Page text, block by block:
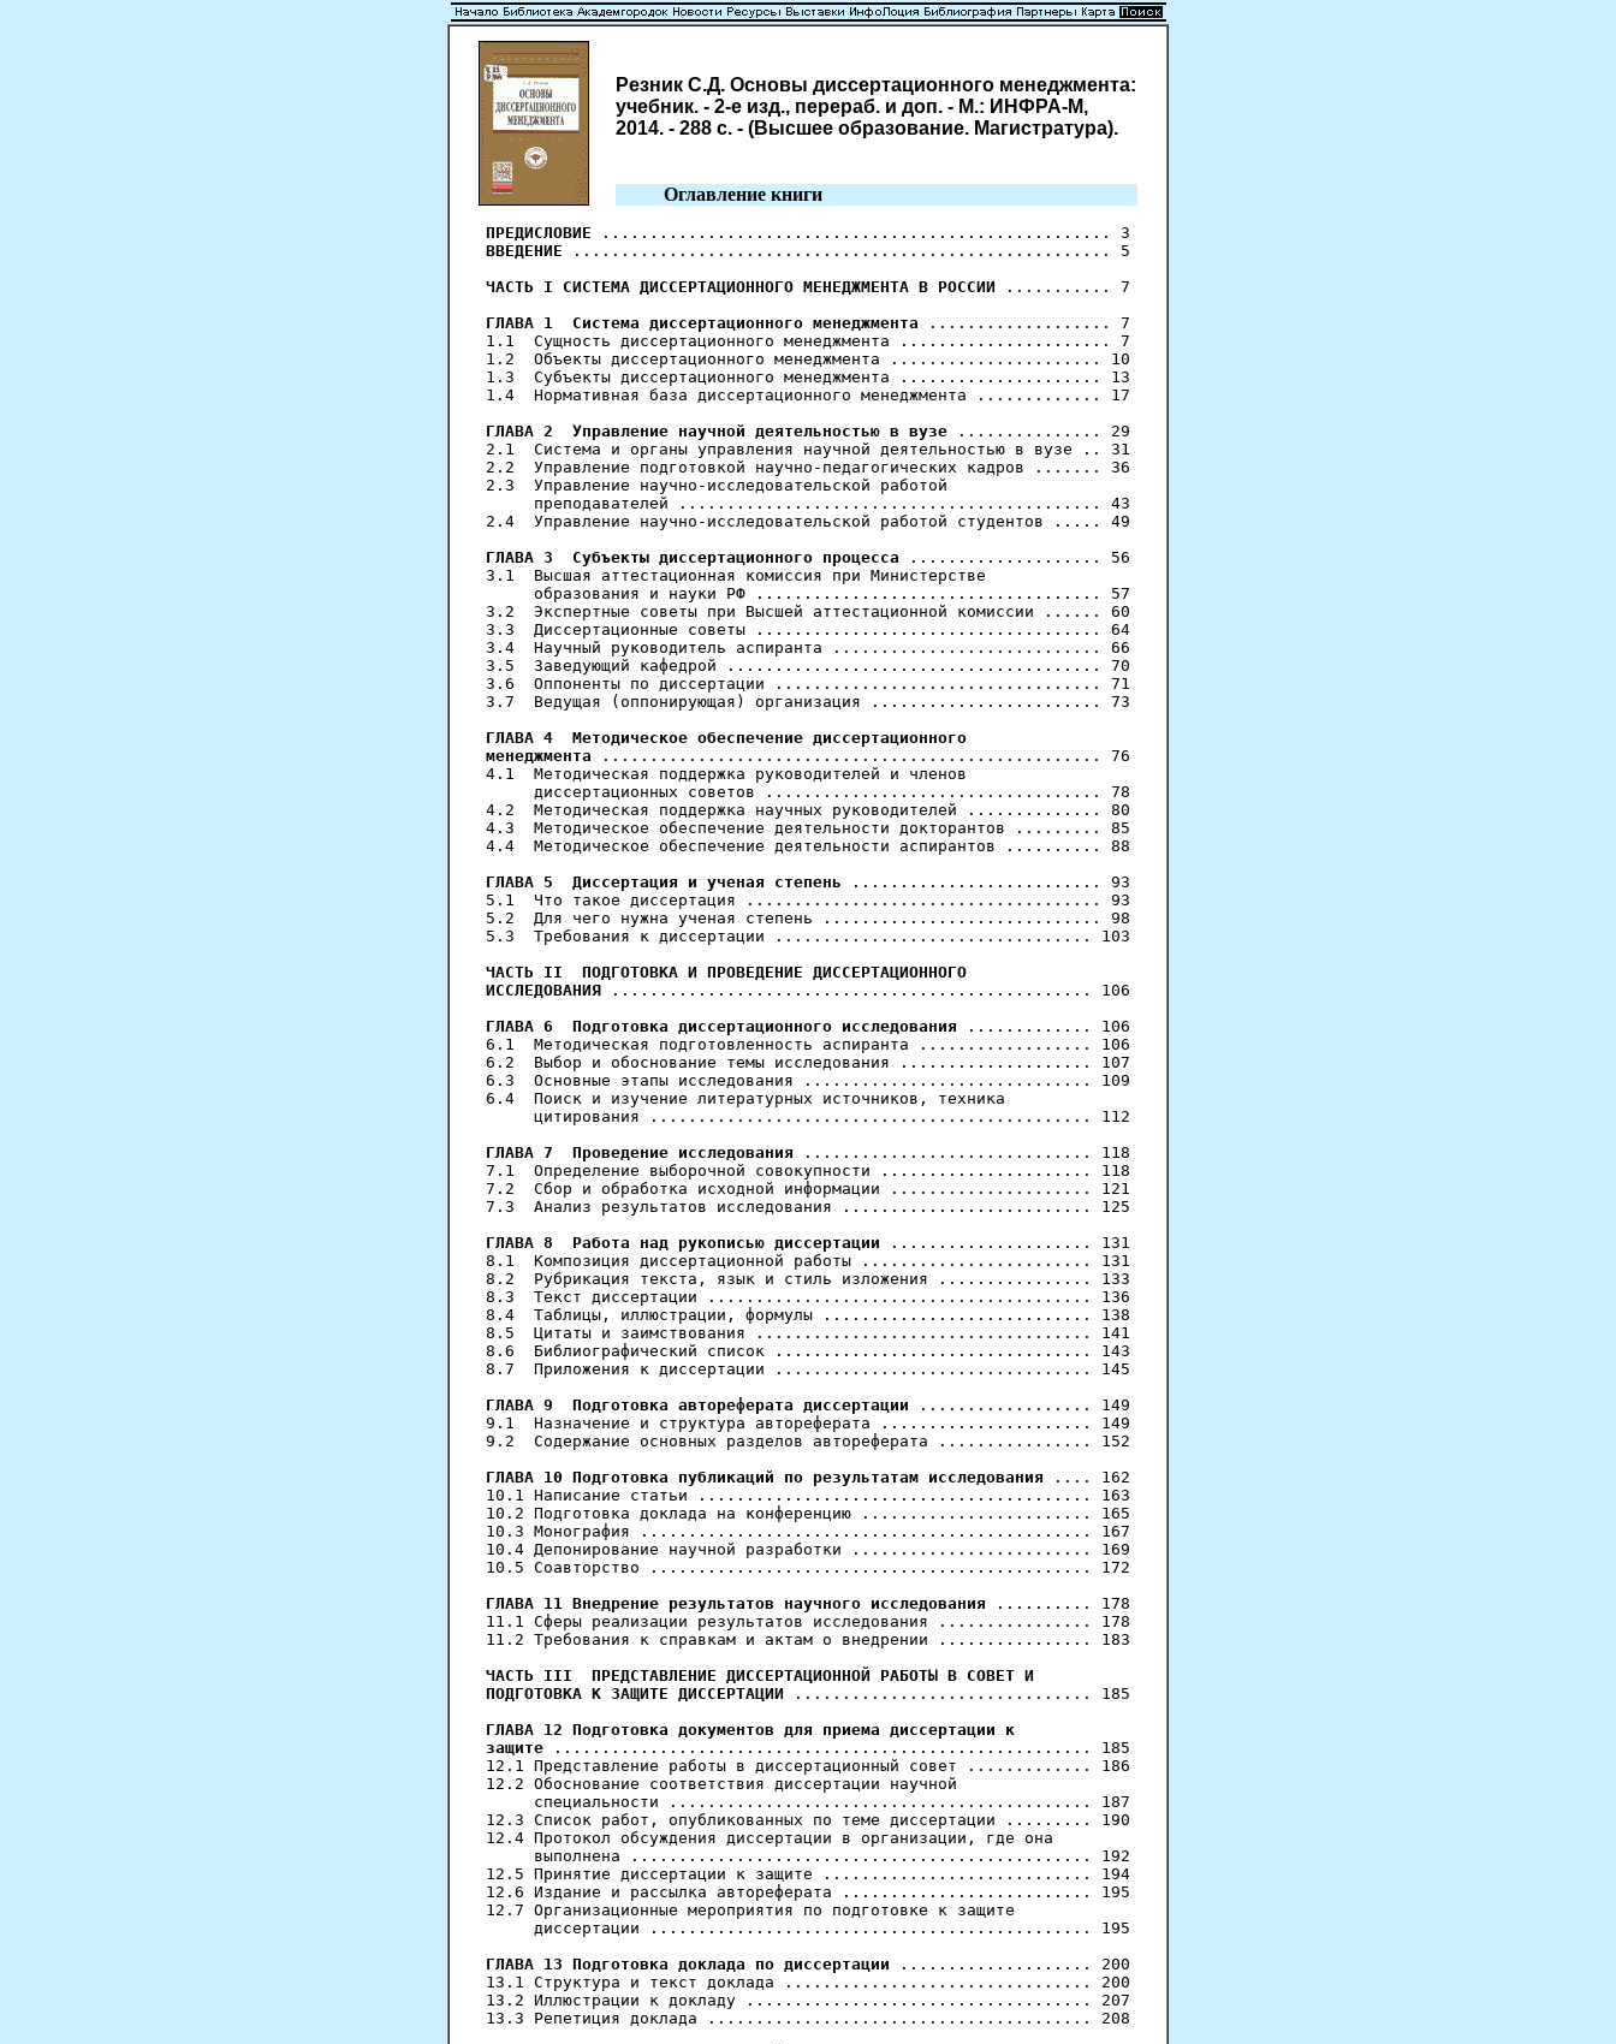
Резник С.Д. Основы диссертационного менеджмента:
учебник. - 2-е изд., перераб. и доп. - М.: ИНФРА-М,
2014. - 288 с. - (Высшее образование. Магистратура).
Оглавление книги
ПРЕДИСЛОВИЕ
ВВЕДЕНИЕ ........................................................ 5
ЧАСТЬ I СИСТЕМА ДИССЕРТАЦИОННОГО МЕНЕДЖМЕНТА В РОССИИ ........... 7
ГЛАВА 1  Система диссертационного менеджмента ................... 7
1.1  Сущность диссертационного менеджмента ...................... 7
1.2  Объекты диссертационного менеджмента ...................... 10
1.3  Субъекты диссертационного менеджмента ..................... 13
1.4  Нормативная база диссертационного менеджмента ............. 17
ГЛАВА 2  Управление научной деятельностью в вузе ............... 29
2.1  Система и органы управления научной деятельностью в вузе .. 31
2.2  Управление подготовкой научно-педагогических кадров ....... 36
2.3  Управление научно-исследовательской работой
     преподавателей ............................................ 43
2.4  Управление научно-исследовательской работой студентов ..... 49
ГЛАВА 3  Субъекты диссертационного процесса .................... 56
3.1  Высшая аттестационная комиссия при Министерстве
     образования и науки РФ .................................... 57
3.2  Экспертные советы при Высшей аттестационной комиссии ...... 60
3.3  Диссертационные советы .................................... 64
3.4  Научный руководитель аспиранта ............................ 66
3.5  Заведующий кафедрой ....................................... 70
3.6  Оппоненты по диссертации .................................. 71
3.7  Ведущая (оппонирующая) организация ........................ 73
ГЛАВА 4  Методическое обеспечение диссертационного
менеджмента .................................................... 76
4.1  Методическая поддержка руководителей и членов
     диссертационных советов ................................... 78
4.2  Методическая поддержка научных руководителей .............. 80
4.3  Методическое обеспечение деятельности докторантов ......... 85
4.4  Методическое обеспечение деятельности аспирантов .......... 88
ГЛАВА 5  Диссертация и ученая степень .......................... 93
5.1  Что такое диссертация ..................................... 93
5.2  Для чего нужна ученая степень ............................. 98
5.3  Требования к диссертации ................................. 103
ЧАСТЬ II  ПОДГОТОВКА И ПРОВЕДЕНИЕ ДИССЕРТАЦИОННОГО
ИССЛЕДОВАНИЯ .................................................. 106
ГЛАВА 6  Подготовка диссертационного исследования ............. 106
6.1  Методическая подготовленность аспиранта .................. 106
6.2  Выбор и обоснование темы исследования .................... 107
6.3  Основные этапы исследования .............................. 109
6.4  Поиск и изучение литературных источников, техника
     цитирования .............................................. 112
ГЛАВА 7  Проведение исследования
.............................. 118
7.1  Определение выборочной совокупности ...................... 118
7.2  Сбор и обработка исходной информации ..................... 121
7.3  Анализ результатов исследования .......................... 125
ГЛАВА 8  Работа над рукописью диссертации ..................... 131
8.1  Композиция диссертационной работы ........................ 131
8.2  Рубрикация текста, язык и стиль изложения ................ 133
8.3  Текст диссертации ........................................ 136
8.4  Таблицы, иллюстрации, формулы ............................ 138
8.5  Цитаты и заимствования ................................... 141
8.6  Библиографический список ................................. 143
8.7  Приложения к диссертации ................................. 145
ГЛАВА 9  Подготовка автореферата диссертации .................. 149
9.1  Назначение и структура автореферата ...................... 149
9.2  Содержание основных разделов автореферата ................ 152
ГЛАВА 10 Подготовка публикаций по результатам исследования .... 162
10.1 Написание статьи ......................................... 163
10.2 Подготовка доклада на конференцию ........................ 165
10.3 Монография ............................................... 167
10.4 Депонирование научной разработки ......................... 169
10.5 Соавторство .............................................. 172
ГЛАВА 11 Внедрение результатов научного исследования .......... 178
11.1 Сферы реализации результатов исследования ................ 178
11.2 Требования к справкам и актам о внедрении ................ 183
ЧАСТЬ III  ПРЕДСТАВЛЕНИЕ ДИССЕРТАЦИОННОЙ РАБОТЫ В СОВЕТ И
ПОДГОТОВКА К ЗАЩИТЕ ДИССЕРТАЦИИ ............................... 185
ГЛАВА 12 Подготовка документов для приема диссертации к
защите ........................................................ 185
12.1 Представление работы в диссертационный совет ............. 186
12.2 Обоснование соответствия диссертации научной
     специальности ............................................ 187
12.3 Список работ, опубликованных по теме диссертации ......... 190
12.4 Протокол обсуждения диссертации в организации, где она
     выполнена ................................................ 192
12.5 Принятие диссертации к защите ............................ 194
12.6 Издание и рассылка автореферата .......................... 195
12.7 Организационные мероприятия по подготовке к защите
     диссертации .............................................. 195
ГЛАВА 13 Подготовка доклада по диссертации .................... 200
13.1 Структура и текст доклада ................................ 200
13.2 Иллюстрации к докладу .................................... 207
13.3 Репетиция доклада ........................................ 208